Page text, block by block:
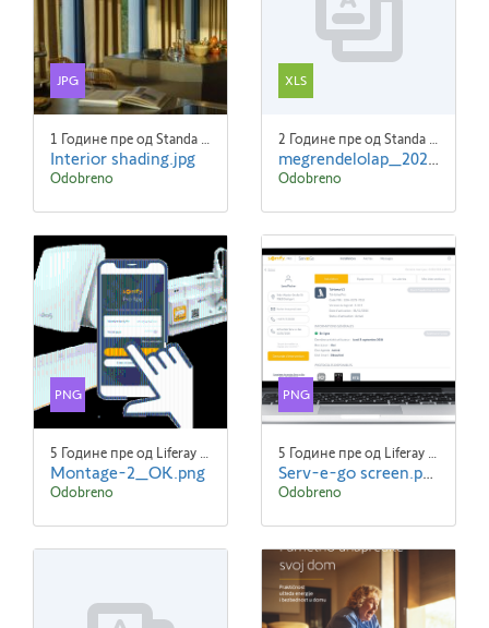
JPG
1 Године пре од Standa Blaha
Interior shading.jpg
Odobreno
XLS
2 Године пре од Standa Blaha
megrendelolap_2022.xlsx
Odobreno
PNG
5 Године пре од Liferay Admin Liferay Admin
Montage-2_OK.png
Odobreno
PNG
5 Године пре од Liferay Admin Liferay Admin
Serv-e-go screen.png
Odobreno